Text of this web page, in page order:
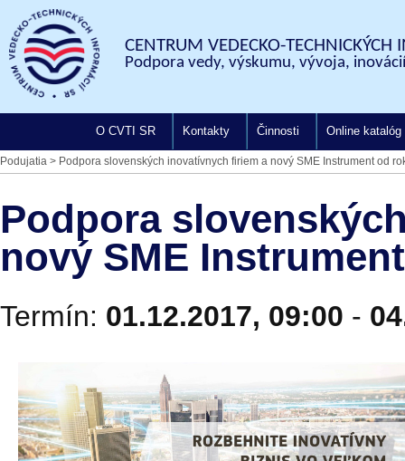
CENTRUM VEDECKO-TECHNICKÝCH
Podpora vedy, výskumu, vývoja,
O CVTI SR Kontakty Činnosti Online katalóg
Podujatia > Podpora slovenských inovatívnych firiem a nový SME Instrument od
Podpora
nový SME
Termín: 01.12.2017, 09:00 -